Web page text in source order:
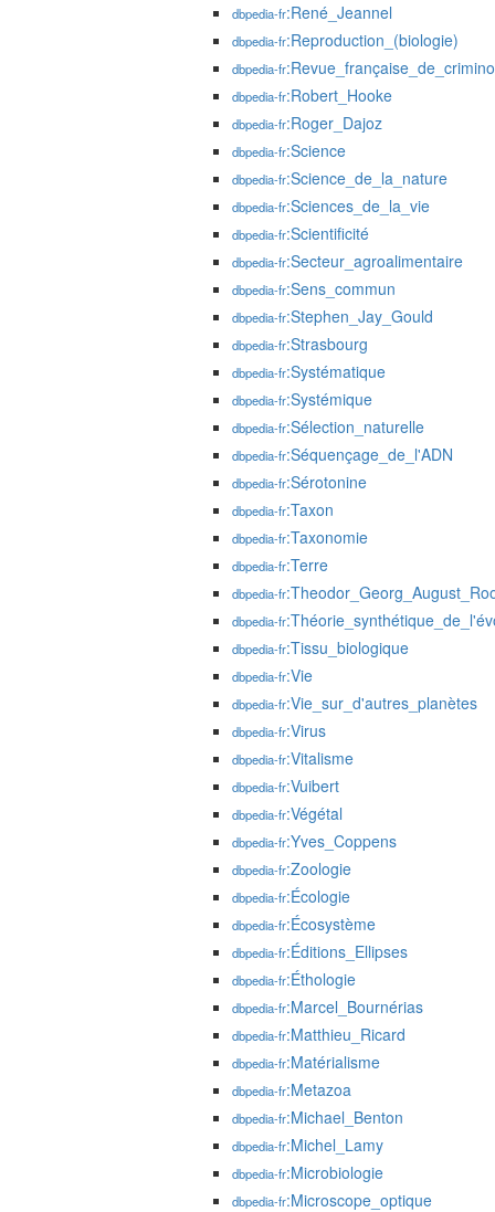
dbpedia-fr:René_Jeannel
dbpedia-fr:Reproduction_(biologie)
dbpedia-fr
dbpedia-fr:Robert_Hooke
dbpedia-fr:Roger_Dajoz
dbpedia-fr:Science
dbpedia-fr:Science_de_la_nature
dbpedia-fr:Sciences_de_la_vie
dbpedia-fr:Scientificité
dbpedia-fr:Secteur_agroalimentaire
dbpedia-fr:Sens_commun
dbpedia-fr:Stephen_Jay_Gould
dbpedia-fr:Strasbourg
dbpedia-fr:Systématique
dbpedia-fr:Systémique
dbpedia-fr:Sélection_naturelle
dbpedia-fr:Séquençage_de_l'ADN
dbpedia-fr:Sérotonine
dbpedia-fr:Taxon
dbpedia-fr:Taxonomie
dbpedia-fr:Terre
dbpedia-fr
dbpedia-fr
dbpedia-fr:Tissu_biologique
dbpedia-fr:Vie
dbpedia-fr:Vie_sur_d'autres_planètes
dbpedia-fr:Virus
dbpedia-fr:Vitalisme
dbpedia-fr:Vuibert
dbpedia-fr:Végétal
dbpedia-fr:Yves_Coppens
dbpedia-fr:Zoologie
dbpedia-fr:Écologie
dbpedia-fr:Écosystème
dbpedia-fr:Éditions_Ellipses
dbpedia-fr:Éthologie
dbpedia-fr:Marcel_Bournérias
dbpedia-fr:Matthieu_Ricard
dbpedia-fr:Matérialisme
dbpedia-fr:Metazoa
dbpedia-fr:Michael_Benton
dbpedia-fr:Michel_Lamy
dbpedia-fr:Microbiologie
dbpedia-fr:Microscope_optique